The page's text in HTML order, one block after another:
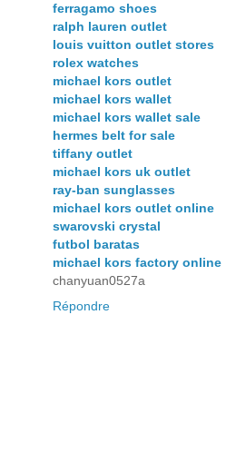
ferragamo shoes
ralph lauren outlet
louis vuitton outlet stores
rolex watches
michael kors outlet
michael kors wallet
michael kors wallet sale
hermes belt for sale
tiffany outlet
michael kors uk outlet
ray-ban sunglasses
michael kors outlet online
swarovski crystal
futbol baratas
michael kors factory online
chanyuan0527a
Répondre